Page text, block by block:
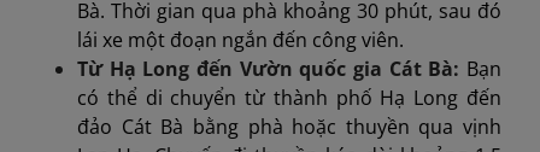
Bà. Thời gian qua phà khoảng 30 phút, sau đó
lái xe một đoạn ngắn đến công viên.
Từ Hạ Long đến Vườn quốc gia Cát Bà: Bạn
có thể di chuyển từ thành phố Hạ Long đến
đảo Cát Bà bằng phà hoặc thuyền qua vịnh